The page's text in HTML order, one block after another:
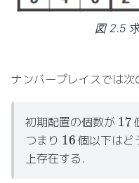
図 2.5
ナンバープレイスでは次
初期配置の個数が 17
つまり 16個以下はど
上存在する．